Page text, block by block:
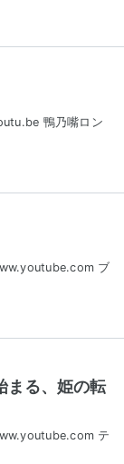
鴨乃嘴ロン
ブ
まる、姫の転
テ